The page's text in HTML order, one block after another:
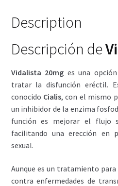
Description
Descripción de
Vidalista 20mg es una
tratar la disfunción eréctil.
conocido Cialis, con el mismo
un inhibidor de la enzima
función es mejorar el flujo
facilitando una erección en
sexual.
Aunque es un tratamiento
contra enfermedades de